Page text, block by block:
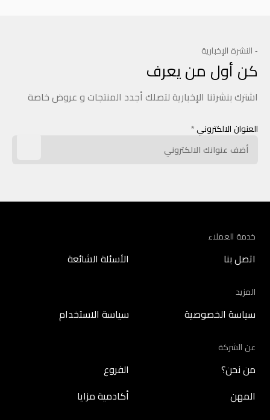
- النشرة الإخبارية
كن أول من يعرف
اشترك بنشرتنا الإخبارية لتصلك أجدد المنتجات و عروض خاصة
العنوان الالكتروني *
خدمة العملاء
اتصل بنا الأسئلة الشائعة
المزيد
سياسة الخصوصية سياسة الاستخدام
عن الشركة
من نحن؟ الفروع
المهن أكادمية مزايا